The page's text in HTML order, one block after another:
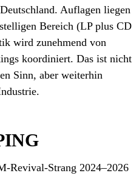
Auflagen liegen
Bereich (LP plus CD
wird zunehmend von
koordiniert. Das ist nicht
Sinn, aber weiterhin
Revival-Strang 2024–2026